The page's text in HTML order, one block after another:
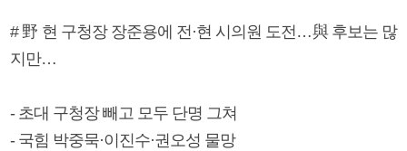
# 野 현 구청장 장준용에 전·현 시의원 도전…與 후보는 많
지만…
- 초대 구청장 빼고 모두 단명 그쳐
- 국힘 박중묵·이진수·권오성 물망